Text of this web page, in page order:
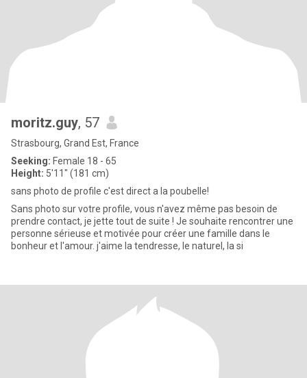
moritz.guy, 57
Strasbourg, Grand Est, France
Seeking: Female 18 - 65
Height: 5'11" (181 cm)
sans photo de profile c'est direct a la poubelle!
Sans photo sur votre profile, vous n'avez même pas besoin de
prendre contact, je jette tout de suite ! Je souhaite rencontrer une
personne sérieuse et motivée pour créer une famille dans le
bonheur et l'amour. j'aime la tendresse, le naturel, la si